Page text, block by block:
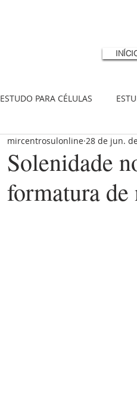
ESTUDO PARA CÉLULAS
Solenidade
formatura de
mircentrosulonline 28 de jun.